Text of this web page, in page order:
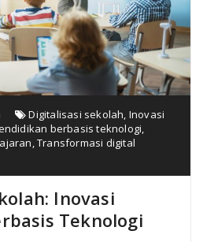
Digitalisasi sekolah, Inovasi
berbasis teknologi,
,Transformasi digital
Inovasi
Teknologi